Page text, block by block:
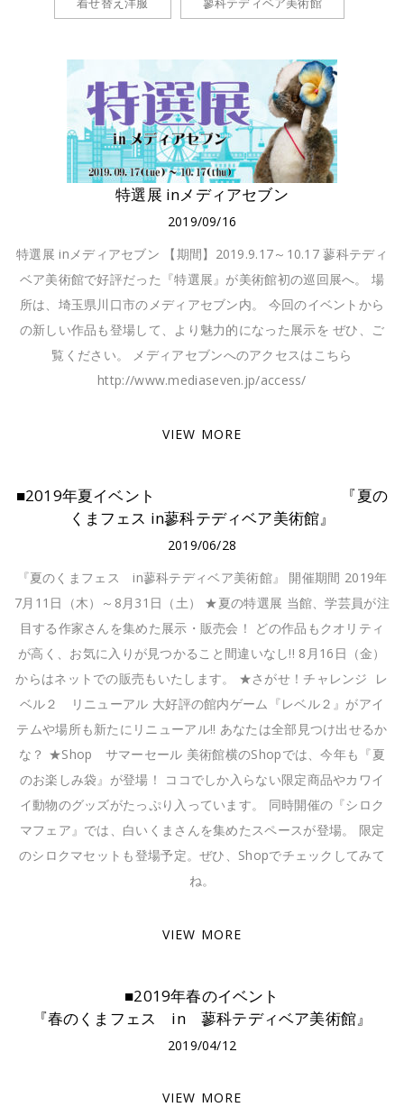
特選展 inメディアセブン
2019/09/16
特選展 inメディアセブン 【期間】2019.9.17～10.17 蓼科テディ
ベア美術館で好評だった『特選展』が美術館初の巡回展へ。 場
所は、埼玉県川口市のメディアセブン内。 今回のイベントから
の新しい作品も登場して、より魅力的になった展示を ぜひ、ご
覧ください。 メディアセブンへのアクセスはこちら
http://www.mediaseven.jp/access/
VIEW MORE
■2019年夏イベント 『夏の
くまフェス in蓼科テディベア美術館』
2019/06/28
『夏のくまフェス in蓼科テディベア美術館』 開催期間 2019年
7月11日（木）～8月31日（土） ★夏の特選展 当館、学芸員が注
目する作家さんを集めた展示・販売会！ どの作品もクオリティ
が高く、お気に入りが見つかること間違いなし!! 8月16日（金）
からはネットでの販売もいたします。 ★さがせ！チャレンジ レ
ベル２ リニューアル 大好評の館内ゲーム『レベル２』がアイ
テムや場所も新たにリニューアル!! あなたは全部見つけ出せるか
な？ ★Shop サマーセール 美術館横のShopでは、今年も『夏
のお楽しみ袋』が登場！ ココでしか入らない限定商品やカワイ
イ動物のグッズがたっぷり入っています。 同時開催の『シロク
マフェア』では、白いくまさんを集めたスペースが登場。 限定
のシロクマセットも登場予定。ぜひ、Shopでチェックしてみて
ね。
VIEW MORE
■2019年春のイベント
『春のくまフェス in 蓼科テディベア美術館』
2019/04/12
VIEW MORE